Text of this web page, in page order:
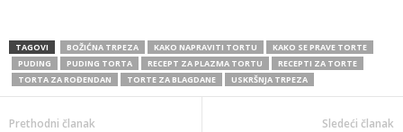
TAGOVI BOŽIĆNA TRPEZA KAKO NAPRAVITI TORTU
KAKO SE PRAVE TORTE
PUDING
PUDING TORTA RECEPT ZA PLAZMA TORTU
RECEPTI ZA TORTE
TORTA ZA ROĐENDAN
TORTE ZA BLAGDANE USKRŠNJA TRPEZA
Prethodni članak Sledeći članak